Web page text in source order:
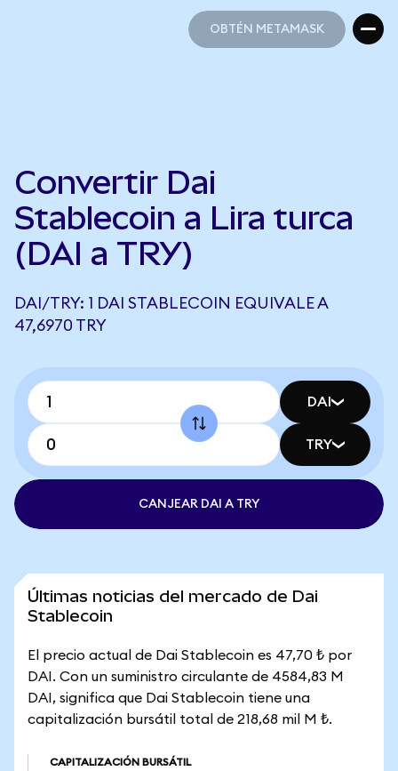
OBTÉN METAMASK
Convertir Dai
Stablecoin a Lira turca
(DAI a TRY)
DAI/TRY: 1 DAI STABLECOIN EQUIVALE A
47,6970 TRY
DAI
TRY
CANJEAR DAI A TRY
Últimas noticias del mercado de Dai
Stablecoin
El precio actual de Dai Stablecoin es 47,70 ₺ por
DAI. Con un suministro circulante de 4584,83 M
DAI, significa que Dai Stablecoin tiene una
capitalización bursátil total de 218,68 mil M ₺.
CAPITALIZACIÓN BURSÁTIL